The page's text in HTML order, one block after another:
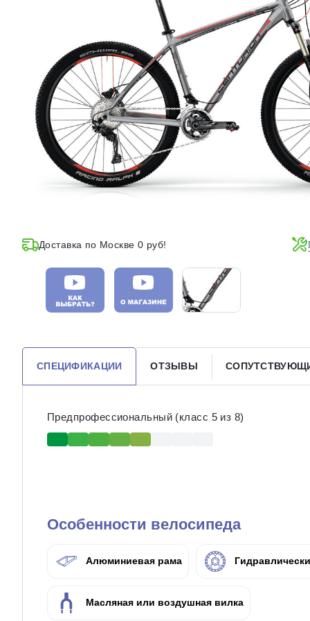
Доставка по Москве 0 руб!
СПЕЦИФИКАЦИИ ОТЗЫВЫ
Предпрофессиональный (класс 5 из 8)
Особенности велосипеда
Алюминиевая рама
Масляная или воздушная вилка